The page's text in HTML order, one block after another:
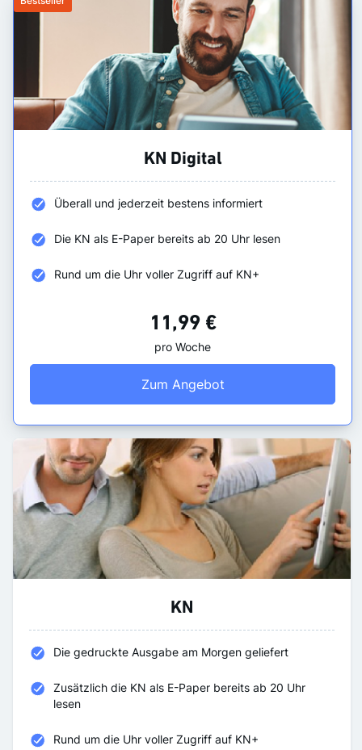
KN Digital
Überall und jederzeit bestens informiert
Die KN als E-Paper bereits ab 20 Uhr lesen
Rund um die Uhr voller Zugriff auf KN+
11,99 €
pro Woche
Zum Angebot
KN
Die gedruckte Ausgabe am Morgen geliefert
Zusätzlich die KN als E-Paper bereits ab 20 Uhr
lesen
Rund um die Uhr voller Zugriff auf KN+